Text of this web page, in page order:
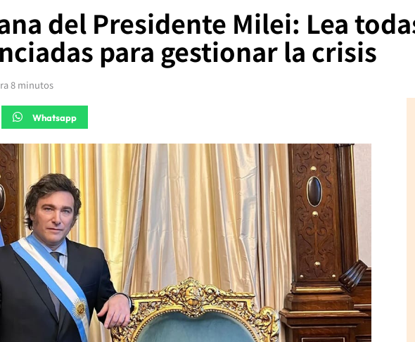
del Presidente Milei: Lea
para gestionar la crisis
8 minutos
Whatsapp